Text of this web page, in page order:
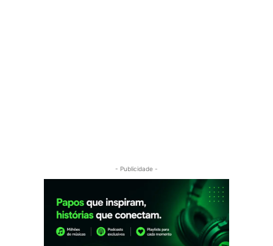
- Publicidade -